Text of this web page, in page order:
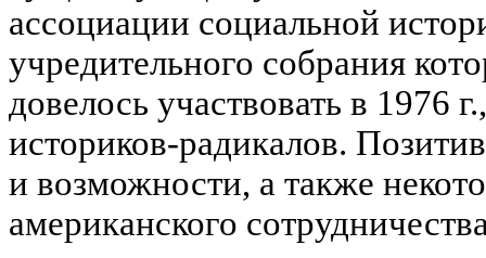
ассоциации социальной
учредительного собрания
довелось участвовать в 1976
историков-радикалов.
и возможности, а также
американского